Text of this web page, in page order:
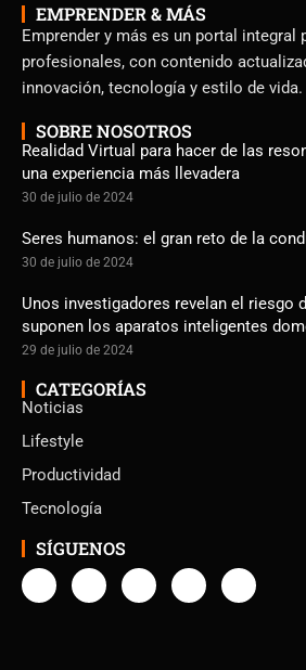
EMPRENDER & MÁS
Emprender y más es un portal integral
profesionales, con contenido
innovación, tecnología y estilo de vida.
SOBRE NOSOTROS
Realidad Virtual para hacer de las
una experiencia más llevadera
30 de julio de 2024
Seres humanos: el gran reto de la
30 de julio de 2024
Unos investigadores revelan el riesgo
suponen los aparatos inteligentes
29 de julio de 2024
CATEGORÍAS
Noticias
Lifestyle
Productividad
Tecnología
SÍGUENOS